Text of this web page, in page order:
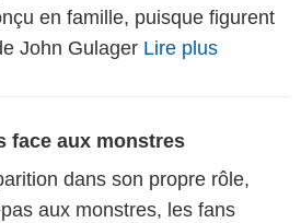
en famille, puisque figurent
John Gulager Lire plus
face aux monstres
dans son propre rôle,
aux monstres, les fans